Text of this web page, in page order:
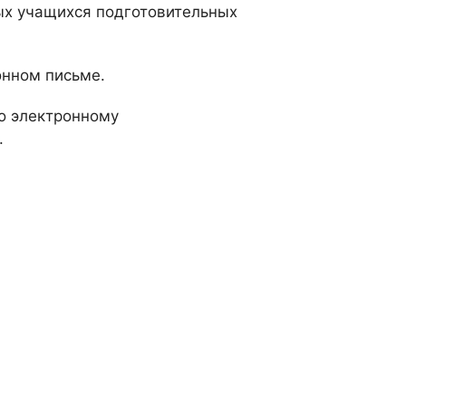
учащихся подготовительных
письме.
электронному
.